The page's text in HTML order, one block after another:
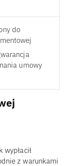
do
umowy
z warunkami